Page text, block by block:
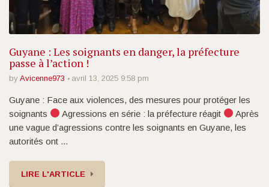
Guyane : Les soignants en danger, la préfecture
passe à l’action !
by Avicenne973 avril 13, 2025 9:58 pm
Guyane : Face aux violences, des mesures pour protéger les
soignants
Agressions en série : la préfecture réagit
Après
une vague d’agressions contre les soignants en Guyane, les
autorités ont ...
LIRE L'ARTICLE